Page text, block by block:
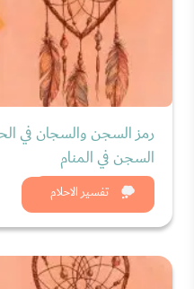
تفسير الاحلام
رمز السجن والسجان في
السجن في المنام
شاهد الان